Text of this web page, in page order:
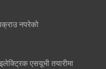
नपरेको
एसयूभी तयारीमा